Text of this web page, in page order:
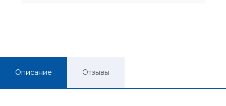
Описание Отзывы